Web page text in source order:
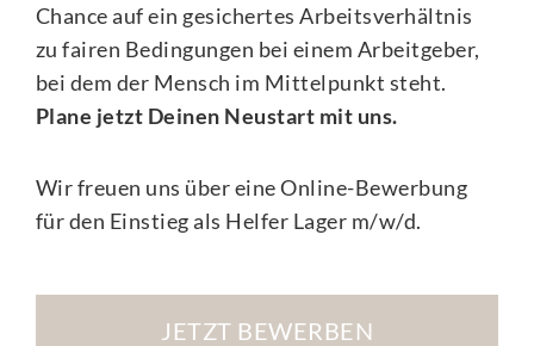
Chance auf ein gesichertes Arbeitsverhältnis
zu fairen Bedingungen bei einem Arbeitgeber,
bei dem der Mensch im Mittelpunkt steht.
Plane jetzt Deinen Neustart mit uns.
Wir freuen uns über eine Online-Bewerbung
für den Einstieg als Helfer Lager m/w/d.
JETZT BEWERBEN